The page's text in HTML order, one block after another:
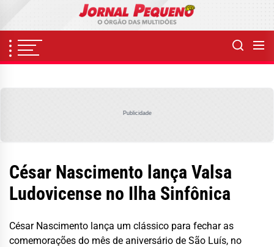
content
Publicidade
César Nascimento lança Valsa
Ludovicense no Ilha Sinfônica
César Nascimento lança um clássico para fechar as
comemorações do mês de aniversário de São Luís, no